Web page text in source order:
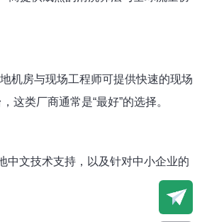
机房与现场工程师可提供快速的现场
类厂商通常是“最好”的选择。
中文技术支持，以及针对中小企业的